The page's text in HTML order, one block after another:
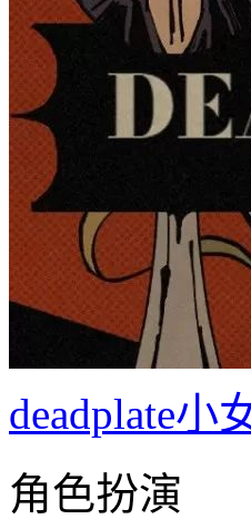
deadplate小
角色扮演